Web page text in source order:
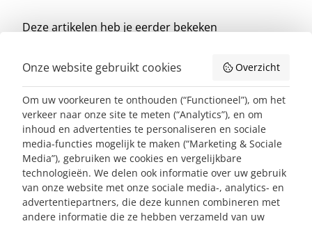
Deze artikelen heb jeeerder bekeken
Nieuwsbrief abonneren
E-mailadres*
ABONNEREN
Contact
Klantenservice
Over ons
Collectie
Onze website gebruikt cookies Overzicht
Om uw voorkeuren te onthouden (“Functioneel”), om het
verkeer naar onze site te meten (“Analytics”), en om
inhoud en advertenties te personaliseren en sociale
media-functies mogelijk te maken (“Marketing & Sociale
Media”), gebruiken we cookies en vergelijkbare
technologieën. We delen ook informatie over uw gebruik
van onze website met onze sociale media-, analytics- en
advertentiepartners, die deze kunnen combineren met
andere informatie die ze hebben verzameld van uw